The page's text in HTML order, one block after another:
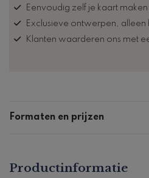
Eenvoudig zelf je kaart maken
Exclusieve ontwerpen, alleen
Klanten waarderen ons met
Formaten en prijzen
Productinformatie